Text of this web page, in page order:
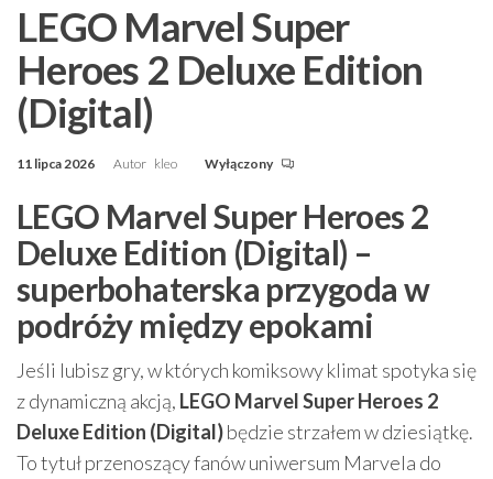
LEGO Marvel Super
Heroes 2 Deluxe Edition
(Digital)
11 lipca 2026 Autor kleo Wyłączony
LEGO Marvel Super Heroes 2
Deluxe Edition (Digital) –
superbohaterska przygoda w
podróży między epokami
Jeśli lubisz gry, w których komiksowy klimat spotyka się
z dynamiczną akcją, LEGO Marvel Super Heroes 2
Deluxe Edition (Digital)będzie strzałem w dziesiątkę.
To tytuł przenoszący fanów uniwersum Marvela do